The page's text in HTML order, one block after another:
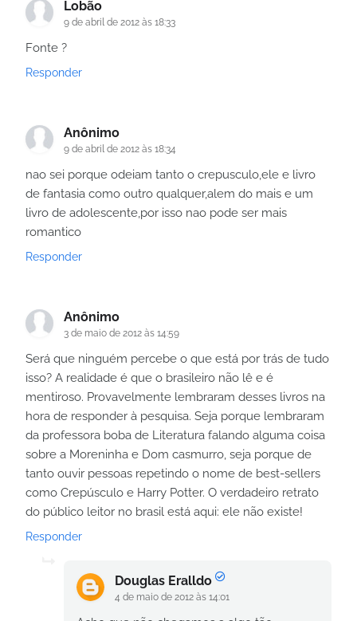
Lobão
9 de abril de 2012 às 18:33
Fonte ?
Responder
Anônimo
9 de abril de 2012 às 18:34
nao sei porque odeiam tanto o crepusculo,ele e livro
de fantasia como outro qualquer,alem do mais e um
livro de adolescente,por isso nao pode ser mais
romantico
Responder
Anônimo
3 de maio de 2012 às 14:59
Será que ninguém percebe o que está por trás de tudo
isso? A realidade é que o brasileiro não lê e é
mentiroso. Provavelmente lembraram desses livros na
hora de responder à pesquisa. Seja porque lembraram
da professora boba de Literatura falando alguma coisa
sobre a Moreninha e Dom casmurro, seja porque de
tanto ouvir pessoas repetindo o nome de best-sellers
como Crepúsculo e Harry Potter. O verdadeiro retrato
do público leitor no brasil está aqui: ele não existe!
Responder
Douglas Eralldo
4 de maio de 2012 às 14:01